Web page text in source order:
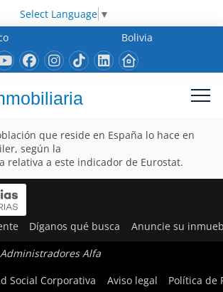
Select Language ▼
Bolivia
que reside en España lo hace en
según la
relativa a este indicador de Eurostat.
Díganos qué busca Anuncie su
Alfa
Social Corporativa
Aviso legal Política de